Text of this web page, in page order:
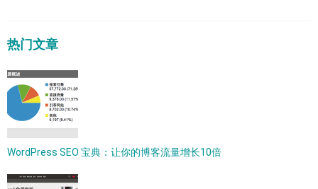
热门文章
WordPress SEO 宝典：让你的博客流量增长10倍